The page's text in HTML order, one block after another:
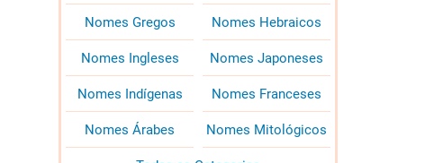
Nomes Gregos Nomes Hebraicos
Nomes Ingleses Nomes Japoneses
Nomes Indígenas Nomes Franceses
Nomes Árabes Nomes Mitológicos